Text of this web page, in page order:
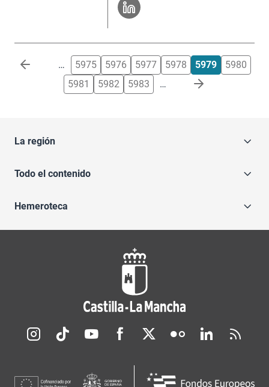
Paginación … 5975 5976 5977 5978 5979
5980
5981
5982 5983 …
La región
Todo el contenido
Hemeroteca
Redes sociales JCCM